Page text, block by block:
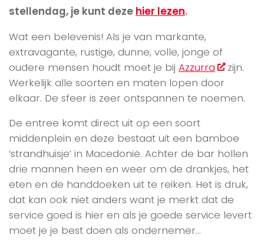
stellendag, je kunt deze hier lezen.
Wat een belevenis! Als je van markante,
extravagante, rustige, dunne, volle, jonge of
oudere mensen houdt moet je bij Azzurra
zijn.
Werkelijk alle soorten en maten lopen door
elkaar. De sfeer is zeer ontspannen te noemen.
De entree komt direct uit op een soort
middenplein en deze bestaat uit een bamboe
‘strandhuisje’ in Macedonië. Achter de bar hollen
drie mannen heen en weer om de drankjes, het
eten en de handdoeken uit te reiken. Het is druk,
dat kan ook niet anders want je merkt dat de
service goed is hier en als je goede service levert
moet je je best doen als ondernemer…